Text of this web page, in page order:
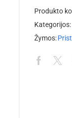
Produkto
Kategorijos:
Žymos: